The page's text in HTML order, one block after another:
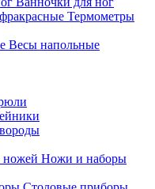
Термометры
Весы напольные
Ножи и наборы